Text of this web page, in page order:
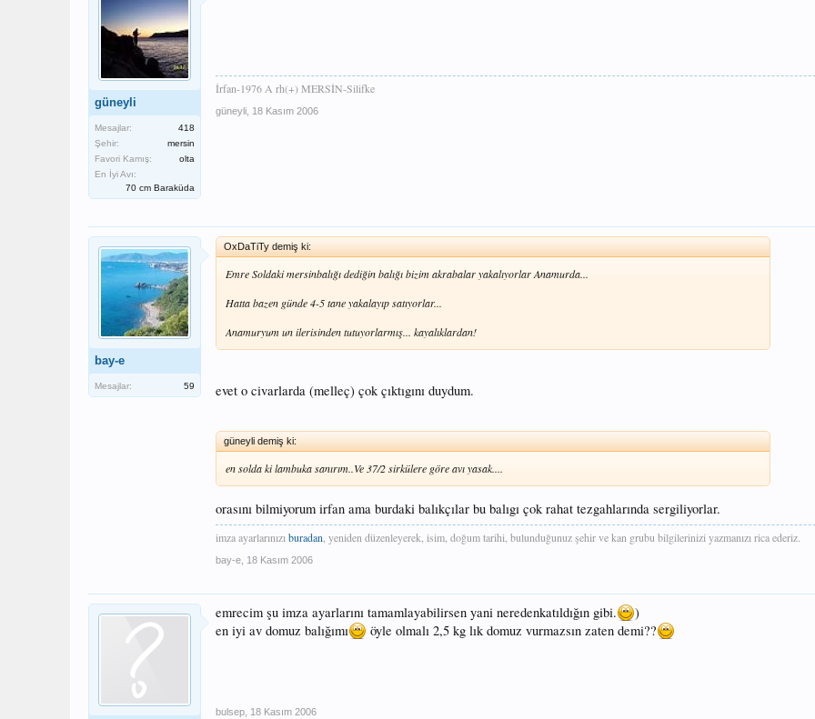
güneyli
Mesajlar:
418
Şehir:
mersin
Favori Kamış:
olta
En İyi Avı:
70 cm Baraküda
İrfan-1976 A rh(+) MERSİN-Silifke
güneyli 18 Kasım 2006
bay-e
Mesajlar: 59
OxDaTiTy demiş ki:
Emre Soldaki mersinbalığı dediğin balığı bizim akrabalar yakalıyorlar Anamurda...
Hatta bazen günde 4-5 tane yakalayıp satıyorlar...
Anamuryum un ilerisinden tutuyorlarmış... kayalıklardan!
evet o civarlarda (melleç) çok çıktıgını duydum.
güneyli demiş ki:
en solda ki lambuka sanırım..Ve 37/2 sirkülere göre avı yasak....
orasını bilmiyorum irfan ama burdaki balıkçılar bu balıgı çok rahat tezgahlarında sergiliyorlar.
imza ayarlarınızı buradan , yeniden düzenleyerek, isim, doğum tarihi, bulunduğunuz şehir ve kan grubu bilgilerinizi yazmanızı rica ederiz.
bay-e 18 Kasım 2006
emrecim şu imza ayarlarını tamamlayabilirsen yani neredenkatıldığın gibi.
)
en iyi av domuz balığımı
öyle olmalı 2,5 kg lık domuz vurmazsın zaten demi??
bulsep 18 Kasım 2006